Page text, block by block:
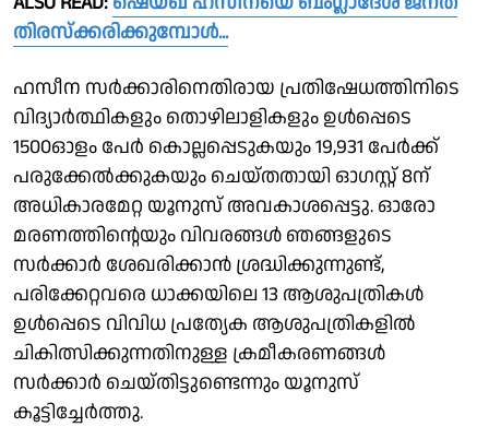
തിരസ്ക്കരിക്കുമ്പോള്‍...
ഹസീന സർക്കാരിനെതിരായ പ്രതിഷേധത്തിനിടെ
വിദ്യാർത്ഥികളും തൊഴിലാളികളും ഉൾപ്പെടെ
1500ഓളം പേർ കൊല്ലപ്പെടുകയും 19,931 പേർക്ക്
പരുക്കേൽക്കുകയും ചെയ്തതായി ഓഗസ്റ്റ് 8ന്
അധികാരമേറ്റ യൂനുസ് അവകാശപ്പെട്ടു. ഓരോ
മരണത്തിൻ്റെയും വിവരങ്ങൾ ഞങ്ങളുടെ
സർക്കാർ ശേഖരിക്കാൻ ശ്രദ്ധിക്കുന്നുണ്ട്,
പരിക്കേറ്റവരെ ധാക്കയിലെ 13 ആശുപത്രികൾ
ഉൾപ്പെടെ വിവിധ പ്രത്യേക ആശുപത്രികളിൽ
ചികിത്സിക്കുന്നതിനുള്ള ക്രമീകരണങ്ങൾ
സർക്കാർ ചെയ്തിട്ടുണ്ടെന്നും യൂനുസ്
കൂട്ടിച്ചേർത്തു.